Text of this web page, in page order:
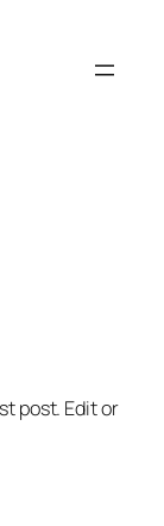
post. Edit or